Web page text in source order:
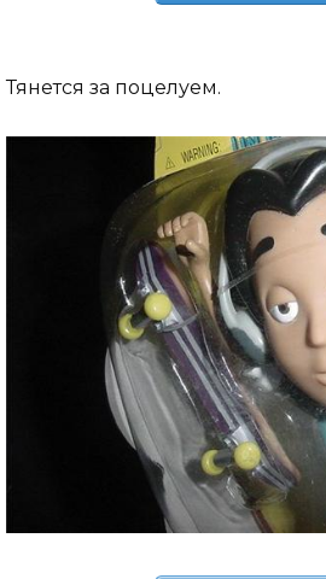
Тянется за поцелуем.